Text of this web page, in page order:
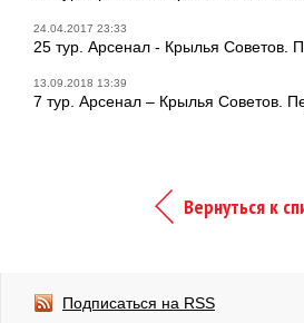
24.04.2017 23:33
25 тур. Арсенал - Крылья Советов.
13.09.2018 13:39
7 тур. Арсенал – Крылья Советов.
Вернуться к
Подписаться на RSS